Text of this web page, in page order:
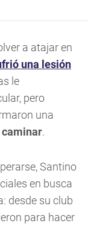
a atajar en
una lesión
le
pero
una
.
Santino
en busca
desde su club
para hacer